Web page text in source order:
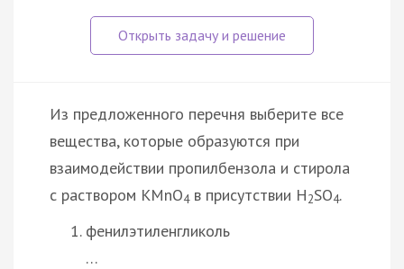
Из предложенного перечня выберите все
вещества, которые образуются при
взаимодействии пропилбензола и стирола
с раствором KMnO4в присутствии H2SO4.
фенилэтиленгликоль
…